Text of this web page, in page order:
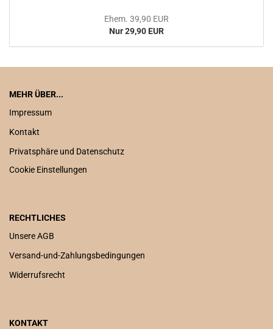
Ehem. 39,90 EUR
Nur 29,90 EUR
MEHR ÜBER...
Impressum
Kontakt
Privatsphäre und Datenschutz
Cookie Einstellungen
RECHTLICHES
Unsere AGB
Versand-und-Zahlungsbedingungen
Widerrufsrecht
KONTAKT